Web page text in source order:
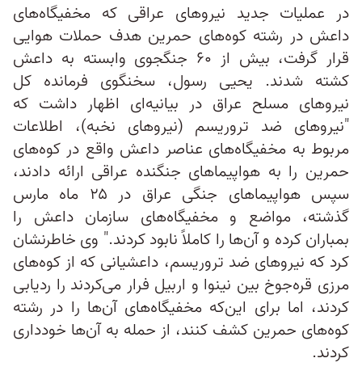
در عملیات جدید نیروهای عراقی که مخفیگاه‌های
داعش در رشته کوه‌های حمرین هدف حملات هوایی
قرار گرفت، بیش از ۶۰ جنگجوی وابسته به داعش
کشته شدند. یحیی رسول، سخنگوی فرمانده کل
نیروهای مسلح عراق در بیانیه‌ای اظهار داشت که
"نیروهای ضد تروریسم (نیروهای نخبه)، اطلاعات
مربوط به مخفیگاه‌های عناصر داعش واقع در کوه‌های
حمرین را به هواپیماهای جنگنده عراقی ارائه دادند،
سپس هواپیماهای جنگی عراق در ۲۵ ماه مارس
گذشته، مواضع و مخفیگاه‌های سازمان داعش را
بمباران کرده و آن‌ها را کاملاً نابود کردند." وی خاطرنشان
کرد که نیروهای ضد تروریسم، داعشیانی که از کوه‌های
مرزی قره‌جوخ بین نینوا و اربیل فرار می‌کردند را ردیابی
کردند، اما برای این‌که مخفیگاه‌های آن‌ها را در رشته
کوه‌های حمرین کشف کنند، از حمله به آن‌ها خودداری
کردند.